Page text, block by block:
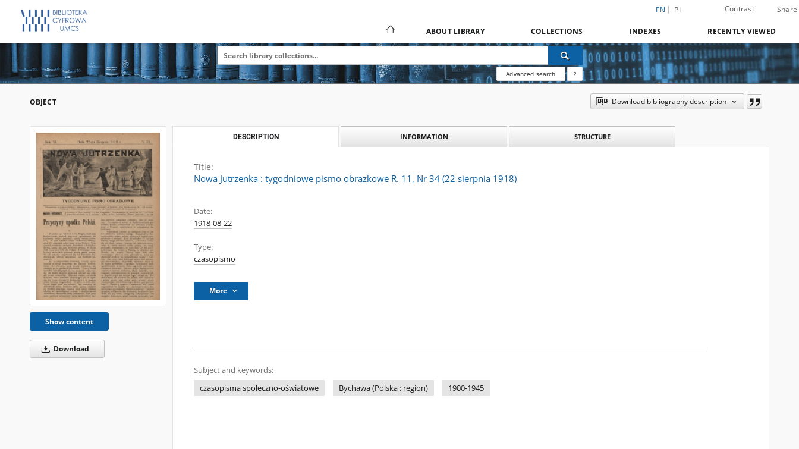
EN PL Contrast Share
ABOUT LIBRARY COLLECTIONS INDEXES RECENTLY VIEWED
Advanced search ?
OBJECT Download bibliography description
Show content
Download
DESCRIPTION INFORMATION STRUCTURE
Title:
Nowa Jutrzenka : tygodniowe pismo obrazkowe R. 11, Nr 34 (22 sierpnia 1918)
Date:
1918-08-22
Type:
czasopismo
More
Subject and keywords:
czasopisma społeczno-oświatowe
Bychawa (Polska ; region) 1900-1945